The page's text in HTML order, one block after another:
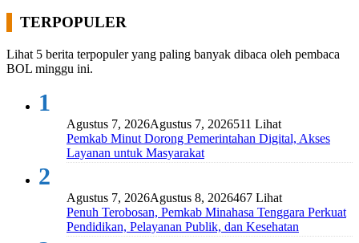
TERPOPULER
Lihat 5 berita terpopuler yang paling banyak dibaca oleh pembaca
BOL minggu ini.
1
Agustus 7, 2026Agustus 7, 2026511 Lihat
Pemkab Minut Dorong Pemerintahan Digital, Akses
Layanan untuk Masyarakat
2
Agustus 7, 2026Agustus 8, 2026467 Lihat
Penuh Terobosan, Pemkab Minahasa Tenggara Perkuat
Pendidikan, Pelayanan Publik, dan Kesehatan